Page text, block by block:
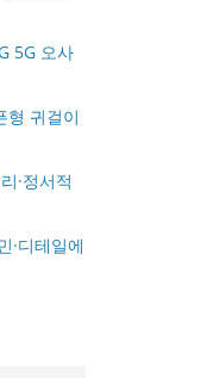
5G 오사
형 귀걸이
·정서적
·디테일에